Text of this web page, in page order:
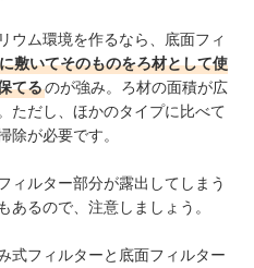
ウム環境を作るなら、底面フィ
敷いてそのものをろ材として使
てるのが強み。ろ材の面積が広
ただし、ほかのタイプに比べて
除が必要です。
ィルター部分が露出してしまう
あるので、注意しましょう。
式フィルターと底面フィルター